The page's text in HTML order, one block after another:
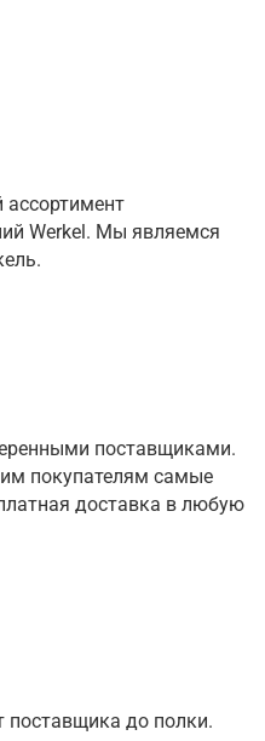
Werkel. Мы являемся
поставщиками.
покупателям самые
доставка в любую
поставщика до полки.